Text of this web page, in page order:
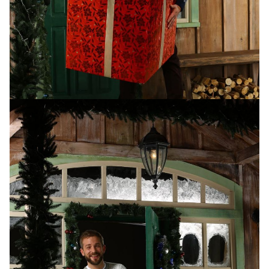
Павел Казарин